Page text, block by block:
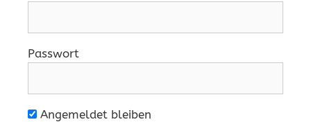
Passwort
Angemeldet bleiben